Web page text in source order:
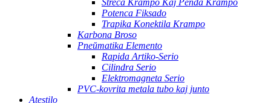
Streĉa Krampo Kaj Penda Krampo
Potenca Fiksado
Trapika Konektila Krampo
Karbona Broso
Pneŭmatika Elemento
Rapida Artiko-Serio
Cilindra Serio
Elektromagneta Serio
PVC-kovrita metala tubo kaj junto
Atestilo